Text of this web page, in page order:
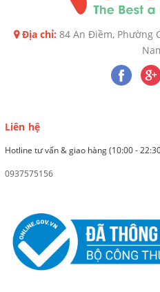
Địa chỉ: 84 An Điềm, Phường
Liên hệ
Hotline tư vấn & giao hàng (10:00 -
0937575156